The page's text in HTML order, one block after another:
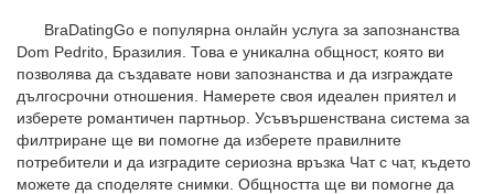
BraDatingGo е популярна онлайн услуга за запознанства
Dom Pedrito, Бразилия. Това е уникална общност, която ви
позволява да създавате нови запознанства и да изграждате
дългосрочни отношения. Намерете своя идеален приятел и
изберете романтичен партньор. Усъвършенствана система за
филтриране ще ви помогне да изберете правилните
потребители и да изградите сериозна връзка Чат с чат, където
можете да споделяте снимки. Общността ще ви помогне да